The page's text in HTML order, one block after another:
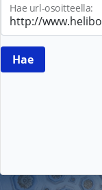
Hae url-osoitteella: